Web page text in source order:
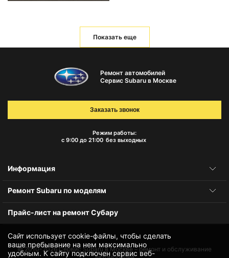
Показать еще
Сайт использует cookie-файлы, чтобы сделать
ваше пребывание на нем максимально
удобным. К cайту подключен сервис веб-
Ремонт автомобилей
Сервис Subaru в Москве
Режим работы:
с 9:00 до 21:00 без выходных
Заказать звонок
Информация
Ремонт Subaru по моделям
Прайс-лист на ремонт Субару
© 2010-2026Сервис Subaru в Москве – ремонт и обслуживание